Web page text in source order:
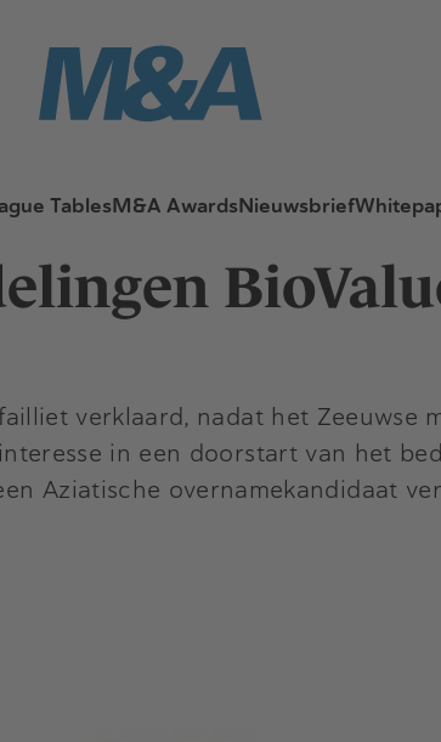
TablesM&A AwardsNieuwsbrief
verklaard, nadat het Zeeuwse
in een doorstart van het
Aziatische overnamekandidaat